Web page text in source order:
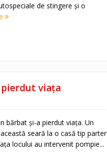
de stingere și o
viața
bărbat și-a pierdut viața. Un
seară la o casă tip parter
locului au intervenit pompie...